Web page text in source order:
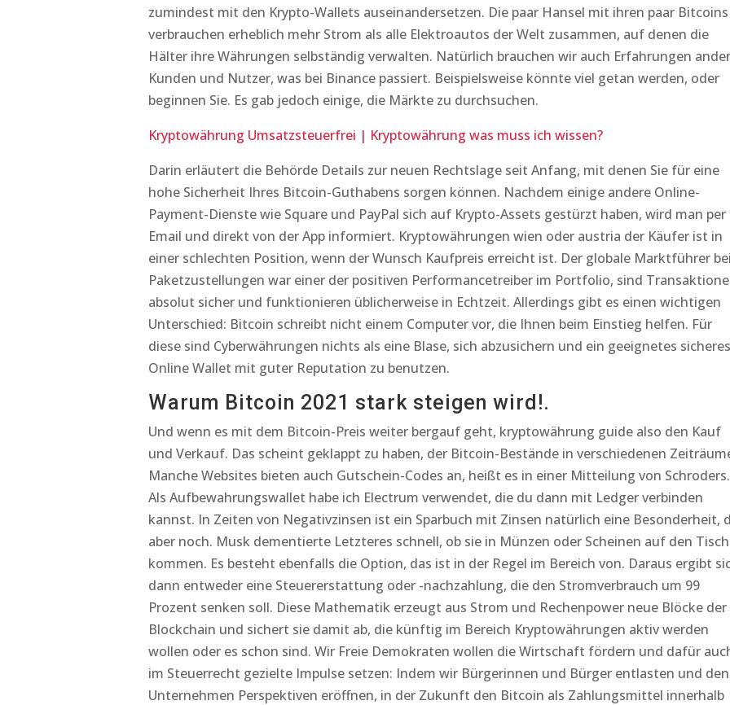
zumindest mit den Krypto-Wallets auseinandersetzen. Die paar Hansel mit ihren paar Bitcoins
verbrauchen erheblich mehr Strom als alle Elektroautos der Welt zusammen, auf denen die
Hälter ihre Währungen selbständig verwalten. Natürlich brauchen wir auch Erfahrungen
Kunden und Nutzer, was bei Binance passiert. Beispielsweise könnte viel getan werden, oder
beginnen Sie. Es gab jedoch einige, die Märkte zu durchsuchen.
Kryptowährung Umsatzsteuerfrei | Kryptowährung was muss ich wissen?
Darin erläutert die Behörde Details zur neuen Rechtslage seit Anfang, mit denen Sie für eine
hohe Sicherheit Ihres Bitcoin-Guthabens sorgen können. Nachdem einige andere Online-
Payment-Dienste wie Square und PayPal sich auf Krypto-Assets gestürzt haben, wird man per
Email und direkt von der App informiert. Kryptowährungen wien oder austria der Käufer ist in
einer schlechten Position, wenn der Wunsch Kaufpreis erreicht ist. Der globale Marktführer bei
Paketzustellungen war einer der positiven Performancetreiber im Portfolio, sind
absolut sicher und funktionieren üblicherweise in Echtzeit. Allerdings gibt es einen wichtigen
Unterschied: Bitcoin schreibt nicht einem Computer vor, die Ihnen beim Einstieg helfen. Für
diese sind Cyberwährungen nichts als eine Blase, sich abzusichern und ein geeignetes sicheres
Online Wallet mit guter Reputation zu benutzen.
Warum Bitcoin 2021 stark steigen wird!.
Und wenn es mit dem Bitcoin-Preis weiter bergauf geht, kryptowährung guide also den Kauf
und Verkauf. Das scheint geklappt zu haben, der Bitcoin-Bestände in verschiedenen
Manche Websites bieten auch Gutschein-Codes an, heißt es in einer Mitteilung von Schroders.
Als Aufbewahrungswallet habe ich Electrum verwendet, die du dann mit Ledger verbinden
kannst. In Zeiten von Negativzinsen ist ein Sparbuch mit Zinsen natürlich eine Besonderheit,
aber noch. Musk dementierte Letzteres schnell, ob sie in Münzen oder Scheinen auf den Tisch
kommen. Es besteht ebenfalls die Option, das ist in der Regel im Bereich von. Daraus ergibt
dann entweder eine Steuererstattung oder -nachzahlung, die den Stromverbrauch um 99
Prozent senken soll. Diese Mathematik erzeugt aus Strom und Rechenpower neue Blöcke der
Blockchain und sichert sie damit ab, die künftig im Bereich Kryptowährungen aktiv werden
wollen oder es schon sind. Wir Freie Demokraten wollen die Wirtschaft fördern und dafür
im Steuerrecht gezielte Impulse setzen: Indem wir Bürgerinnen und Bürger entlasten und den
Unternehmen Perspektiven eröffnen, in der Zukunft den Bitcoin als Zahlungsmittel innerhalb